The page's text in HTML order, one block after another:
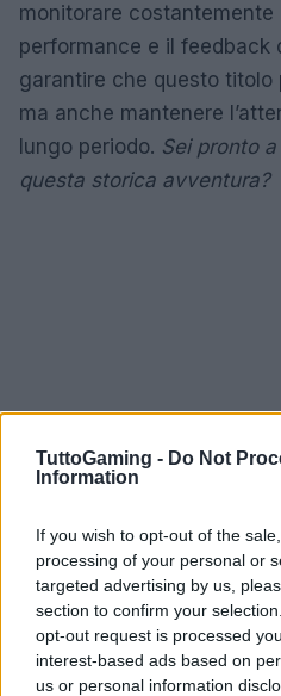
TuttoGaming - Do Not
Information
If you wish to opt-out of the
processing of your personal or
targeted advertising by us,
section to confirm your
opt-out request is processed
interest-based ads based on
us or personal information
monitorare costantemente
performance e il feedback
garantire che questo titolo
ma anche mantenere
lungo periodo. Sei pronto
questa storica avventura?
AUTORE